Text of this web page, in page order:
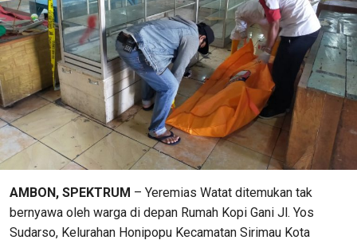
AMBON, SPEKTRUM – Yeremias Watat ditemukan tak
bernyawa oleh warga di depan Rumah Kopi Gani Jl. Yos
Sudarso, Kelurahan Honipopu Kecamatan Sirimau Kota